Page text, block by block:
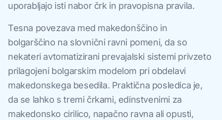
uporabljajo isti nabor črk in pravopisna pravila.
Tesna povezava med makedonščino in
bolgarščino na slovnični ravni pomeni, da so
nekateri avtomatizirani prevajalski sistemi privzeto
prilagojeni bolgarskim modelom pri obdelavi
makedonskega besedila. Praktična posledica je,
da se lahko s tremi črkami, edinstvenimi za
makedonsko cirilico, napačno ravna ali opusti,